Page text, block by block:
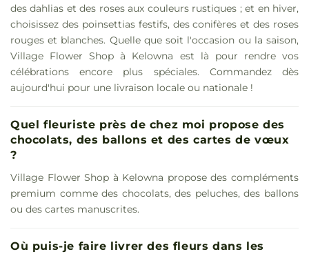
des dahlias et des roses aux couleurs rustiques ; et en hiver,
choisissez des poinsettias festifs, des conifères et des roses
rouges et blanches. Quelle que soit l'occasion ou la saison,
Village Flower Shop à Kelowna est là pour rendre vos
célébrations encore plus spéciales. Commandez dès
aujourd'hui pour une livraison locale ou nationale !
Quel fleuriste près de chez moi propose des
chocolats, des ballons et des cartes de vœux
?
Village Flower Shop à Kelowna propose des compléments
premium comme des chocolats, des peluches, des ballons
ou des cartes manuscrites.
Où puis-je faire livrer des fleurs dans les